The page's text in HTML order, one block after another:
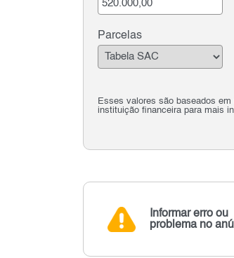
Parcelas
Esses valores são baseados
instituição financeira para mais
Informar erro ou
problema no